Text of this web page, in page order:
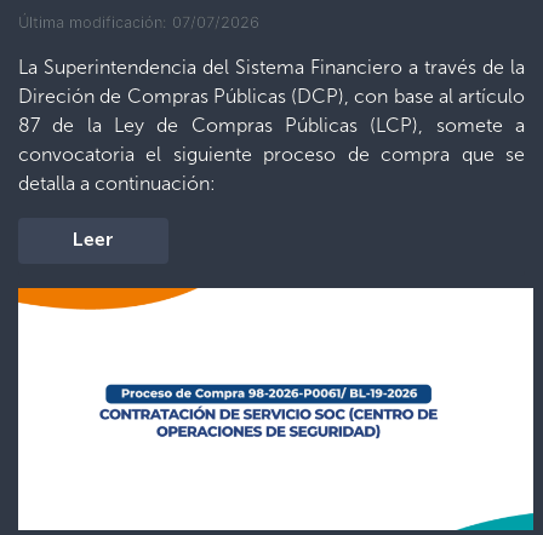
Última modificación: 07/07/2026
La Superintendencia del Sistema Financiero a través de la
Direción de Compras Públicas (DCP), con base al artículo
87 de la Ley de Compras Públicas (LCP), somete a
convocatoria el siguiente proceso de compra que se
detalla a continuación:
Leer